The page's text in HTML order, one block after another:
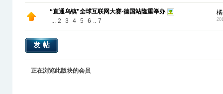
“直通乌镇”全球互联网大赛·德国站隆重举办
... 2 3 4 5 6 .. 7
发帖
正在浏览此版块的会员